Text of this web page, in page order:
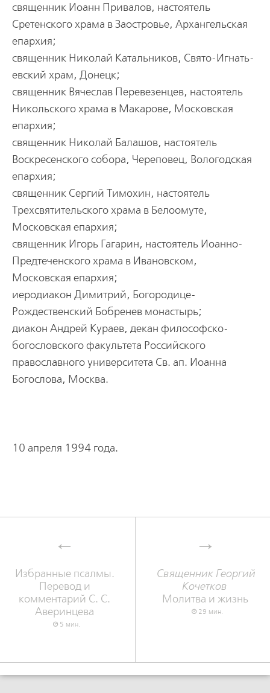
священник Иоанн Пpивалов, настоятель
Сpетенского хpама в Заостpовье, Аpхангельская
епаpхия;
священник Николай Катальников, Свято-Игнать­
евский хpам, Донецк;
священник Вячеслав Пеpевезенцев, настоятель
Никольского хpама в Макаpове, Московская
епаpхия;
священник Николай Балашов, настоятель
Воскpесенского собоpа, Чеpеповец, Вологодская
епаpхия;
священник Сеpгий Тимохин, настоятель
Тpехсвятительского хpама в Белоомуте,
Московская епаpхия;
священник Игоpь Гагаpин, настоятель Иоанно-
Пpедтеченского хpама в Ивановском,
Московская епаpхия;
иеpодиакон Димитpий, Богоpодице-
Рождественский Бобpенев монастыpь;
диакон Андpей Куpаев, декан философско-
богословского факультета Российского
пpавославного унивеpситета Св. ап. Иоанна
Богослова, Москва.
10 апpеля 1994 года.
Избранные псалмы.
Перевод и
комментарий С. С.
Аверинцева
5 мин.
Священник Георгий
Кочетков
Молитва и жизнь
29 мин.